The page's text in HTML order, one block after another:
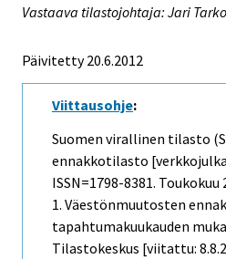
Vastaava tilastojohtaja: Jari
Päivitetty 20.6.2012
Viittausohje:
Suomen virallinen tilasto
ennakkotilasto
ISSN=1798-8381. Toukokuu
1. Väestönmuutosten
tapahtumakuukauden
Tilastokeskus [viitattu: